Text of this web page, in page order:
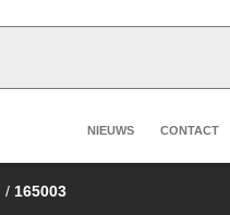
Header
NIEUWS CONTACT
/ 165003